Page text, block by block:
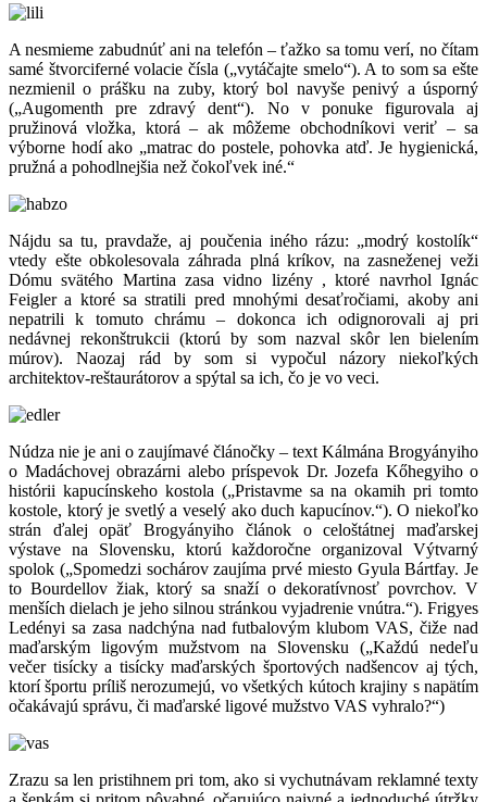
A nesmieme zabudnúť ani na telefón – ťažko sa tomu verí, no čítam
samé štvorciferné volacie čísla („vytáčajte smelo“). A to som sa ešte
nezmienil o prášku na zuby, ktorý bol navyše penivý a úsporný
(„Augomenth pre zdravý dent“). No v ponuke figurovala aj
pružinová vložka, ktorá – ak môžeme obchodníkovi veriť – sa
výborne hodí ako „matrac do postele, pohovka atď. Je hygienická,
pružná a pohodlnejšia než čokoľvek iné.“
Nájdu sa tu, pravdaže, aj poučenia iného rázu: „modrý kostolík“
vtedy ešte obkolesovala záhrada plná kríkov, na zasneženej veži
Dómu svätého Martina zasa vidno lizény , ktoré navrhol Ignác
Feigler a ktoré sa stratili pred mnohými desaťročiami, akoby ani
nepatrili k tomuto chrámu – dokonca ich odignorovali aj pri
nedávnej rekonštrukcii (ktorú by som nazval skôr len bielením
múrov). Naozaj rád by som si vypočul názory niekoľkých
architektov-reštaurátorov a spýtal sa ich, čo je vo veci.
Núdza nie je ani o zaujímavé článočky – text Kálmána Brogyányiho
o Madáchovej obrazárni alebo príspevok Dr. Jozefa Kőhegyiho o
histórii kapucínskeho kostola („Pristavme sa na okamih pri tomto
kostole, ktorý je svetlý a veselý ako duch kapucínov.“). O niekoľko
strán ďalej opäť Brogyányiho článok o celoštátnej maďarskej
výstave na Slovensku, ktorú každoročne organizoval Výtvarný
spolok („Spomedzi sochárov zaujíma prvé miesto Gyula Bártfay. Je
to Bourdellov žiak, ktorý sa snaží o dekoratívnosť povrchov. V
menších dielach je jeho silnou stránkou vyjadrenie vnútra.“). Frigyes
Ledényi sa zasa nadchýna nad futbalovým klubom VAS, čiže nad
maďarským ligovým mužstvom na Slovensku („Každú nedeľu
večer tisícky a tisícky maďarských športových nadšencov aj tých,
ktorí športu príliš nerozumejú, vo všetkých kútoch krajiny s napätím
očakávajú správu, či maďarské ligové mužstvo VAS vyhralo?“)
Zrazu sa len pristihnem pri tom, ako si vychutnávam reklamné texty